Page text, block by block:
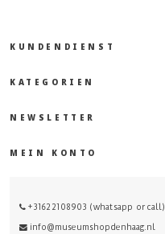
KUNDENDIENST
KATEGORIEN
NEWSLETTER
MEIN KONTO
+31622108903 (whatsapp or call)
info@museumshopdenhaag.nl